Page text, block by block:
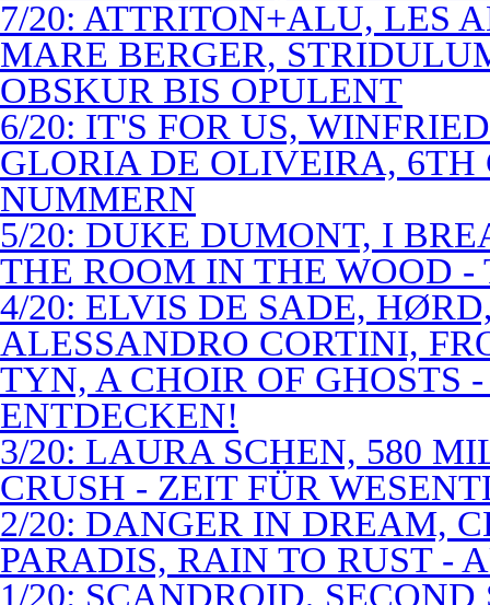
7/20: ATTRITON+ALU, LES
MARE BERGER,
OBSKUR BIS OPULENT
6/20: IT'S FOR US,
GLORIA DE OLIVEIRA, 6TH
NUMMERN
5/20: DUKE DUMONT, I
THE ROOM IN THE WOOD
4/20: ELVIS DE SADE,
ALESSANDRO CORTINI,
TYN, A CHOIR OF GHOSTS
ENTDECKEN!
3/20: LAURA SCHEN, 580
CRUSH - ZEIT FÜR
2/20: DANGER IN DREAM,
PARADIS, RAIN TO RUST -
1/20: SCANDROID,